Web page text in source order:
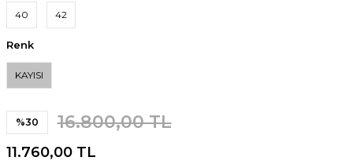
40 42
Renk
KAYISI
%30 16.800,00 TL
11.760,00 TL